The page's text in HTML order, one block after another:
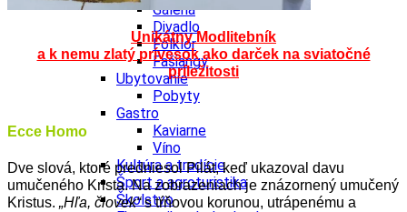
Galéria
Divadlo
Folklór
Fašiangy
Ubytovanie
Pobyty
Gastro
Kaviarne
Víno
Kultúra a tradície
Šport a agroturistika
Školstvo
Unikátny Modlitebník
a k nemu zlatý prívesok ako darček na sviatočné
príležitosti
Ecce Homo
Dve slová, ktoré predniesol Pilát, keď ukazoval davu
umučeného Krista. Na zobrazeniach je znázornený umučený
Kristus. „Hľa, človek“s tŕňovou korunou, utrápenému a